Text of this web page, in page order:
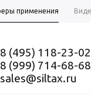
применения
8 (495) 118-23-02
8 (999) 714-68-68
sales@siltax.ru